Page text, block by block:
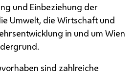
und Einbeziehung der
Umwelt, die Wirtschaft und
in und um Wien
sind zahlreiche